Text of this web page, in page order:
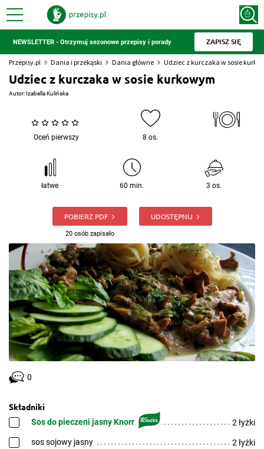
NEWSLETTER - Otrzymuj sezonowe przepisy i porady ZAPISZ SIĘ
Przepisy.pl Dania i przekąski Dania główne Udziec z kurczaka w sosie
Udziec z kurczaka w sosie kurkowym
Autor:Izabella Kulińska
Oceń pierwszy 8 os.
łatwe 60 min. 3 os.
POBIERZ PDF
20 osób zapisało
UDOSTĘPNIJ
0
Składniki
Sos do pieczeni jasny Knorr 2 łyżki
sos sojowy jasny 2 łyżki